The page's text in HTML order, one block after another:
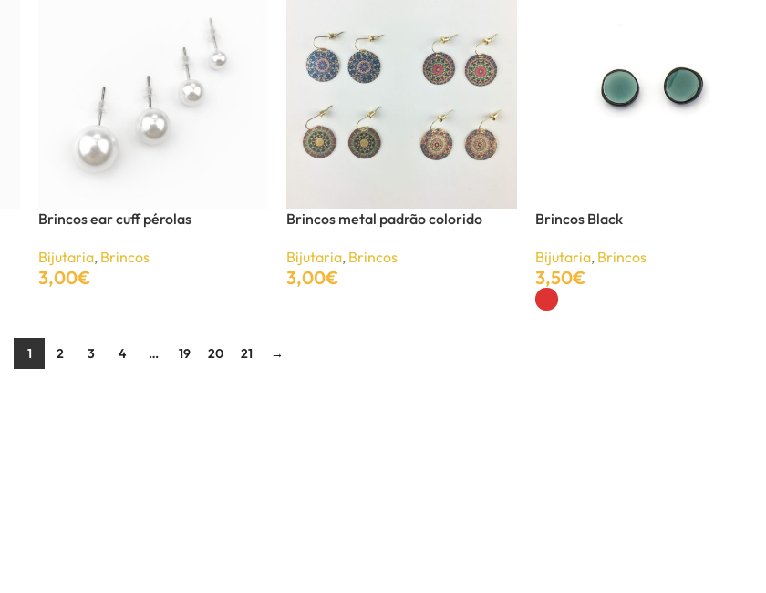
Brincos ear cuff pérolas
Bijutaria, Brincos
3,00€
Brincos metal padrão colorido
Bijutaria, Brincos
3,00€
Brincos Black
Bijutaria, Brincos
3,50€
Ver Opções
1 2 3 4 … 19 20 21 →